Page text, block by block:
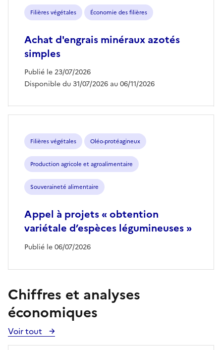
Filières végétales Économie des filières
Achat d'engrais minéraux azotés
simples
Publié le 23/07/2026
Disponible du 31/07/2026 au 06/11/2026
Filières végétales Oléo-protéagineux
Production agricole et agroalimentaire
Souveraineté alimentaire
Appel à projets « obtention
variétale d’espèces légumineuses »
Publié le 06/07/2026
Chiffres et analyses
économiques
Voir tout
Voir
toutes